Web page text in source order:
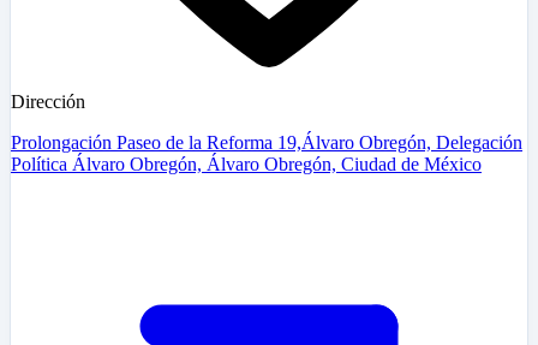
Dirección
Prolongación Paseo de la Reforma 19,Álvaro Obregón, Delegación
Política Álvaro Obregón, Álvaro Obregón, Ciudad de México